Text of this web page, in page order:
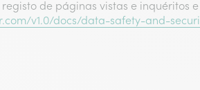
de páginas vistas e inquéritos
v1.0/docs/data-safety-and-